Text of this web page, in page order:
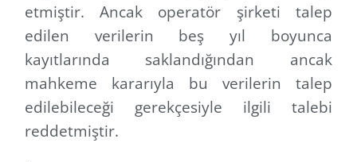
etmiştir. Ancak operatör şirketi talep
edilen verilerin beş yıl boyunca
kayıtlarında saklandığından ancak
mahkeme kararıyla bu verilerin talep
edilebileceği gerekçesiyle ilgili talebi
reddetmiştir.